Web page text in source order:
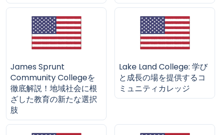
James Sprunt
Community Collegeを
徹底解説！地域社会に根
ざした教育の新たな選択
肢
Lake Land College: 学び
と成長の場を提供するコ
ミュニティカレッジ